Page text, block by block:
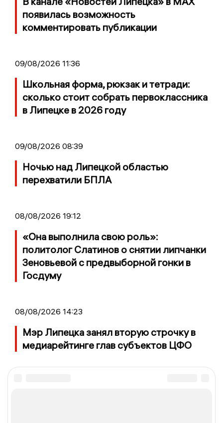
появилась возможность
комментировать публикации
09/08/2026 11:36
Школьная форма, рюкзак и тетради:
сколько стоит собрать первоклассника
в Липецке в 2026 году
09/08/2026 08:39
Ночью над Липецкой областью
перехватили БПЛА
08/08/2026 19:12
«Она выполнила свою роль»:
политолог Слатинов о снятии липчанки
Зеновьевой с предвыборной гонки в
Госдуму
08/08/2026 14:23
Мэр Липецка занял вторую строчку в
медиарейтинге глав субъектов ЦФО